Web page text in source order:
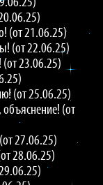
(от 21.06.25)
(от 22.06.25)
(от 23.06.25)
(от 25.06.25)
(от
27.06.25)
28.06.25)